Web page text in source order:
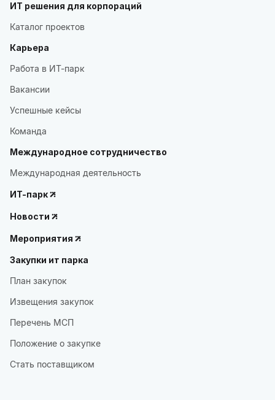
ИТ решения для корпораций
Каталог проектов
Карьера
Работа в ИТ-парк
Вакансии
Успешные кейсы
Команда
Международное сотрудничество
Международная деятельность
ИТ-парк
Новости
Мероприятия
Закупки ит парка
План закупок
Извещения закупок
Перечень МСП
Положение о закупке
Стать поставщиком